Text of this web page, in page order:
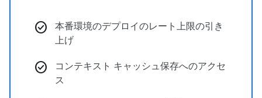
check_circle
本番環境のデプロイのレート上限の引き
上げ
check_circle
コンテキスト キャッシュ保存へのアクセ
ス